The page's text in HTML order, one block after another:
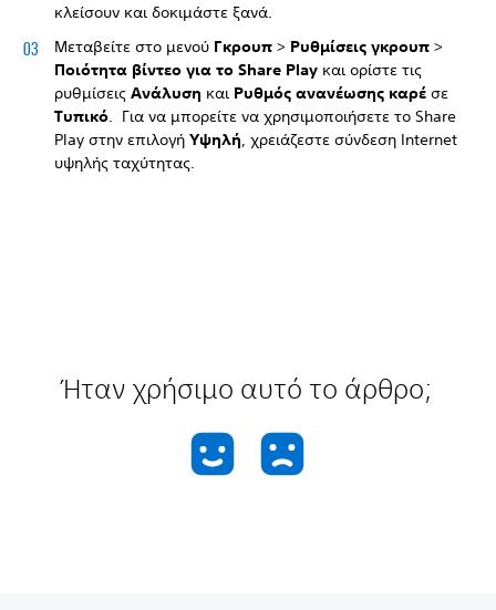
κλείσουν και δοκιμάστε ξανά.
Μεταβείτε στο μενού Γκρουπ > Ρυθμίσεις γκρουπ >
Ποιότητα βίντεο για το Share Play και ορίστε τις
ρυθμίσεις Ανάλυση και Ρυθμός ανανέωσης καρέ σε
Τυπικό. Για να μπορείτε να χρησιμοποιήσετε το Share
Play στην επιλογή Υψηλή, χρειάζεστε σύνδεση Internet
υψηλής ταχύτητας.
Ήταν χρήσιμο αυτό το άρθρο;